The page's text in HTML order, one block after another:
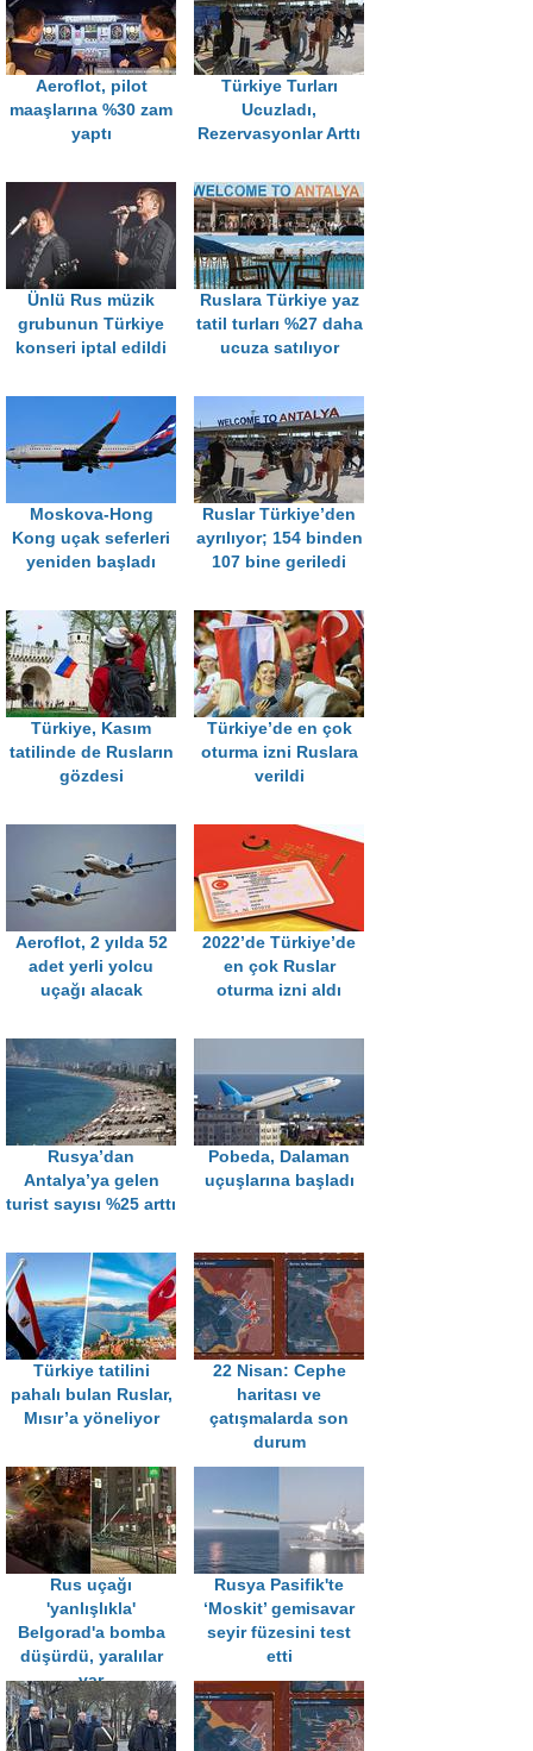
Aeroflot, pilot
maaşlarına %30 zam
yaptı
Türkiye Turları
Ucuzladı,
Rezervasyonlar Arttı
Ünlü Rus müzik
grubunun Türkiye
konseri iptal edildi
Ruslara Türkiye yaz
tatil turları %27 daha
ucuza satılıyor
Moskova-Hong
Kong uçak seferleri
yeniden başladı
Ruslar Türkiye’den
ayrılıyor; 154 binden
107 bine geriledi
Türkiye, Kasım
tatilinde de Rusların
gözdesi
Türkiye’de en çok
oturma izni Ruslara
verildi
Aeroflot, 2 yılda 52
adet yerli yolcu
uçağı alacak
2022’de Türkiye’de
en çok Ruslar
oturma izni aldı
Rusya’dan
Antalya’ya gelen
turist sayısı %25 arttı
Pobeda, Dalaman
uçuşlarına başladı
Türkiye tatilini
pahalı bulan Ruslar,
Mısır’a yöneliyor
22 Nisan: Cephe
haritası ve
çatışmalarda son
durum
Rus uçağı
'yanlışlıkla'
Belgorad'a bomba
düşürdü, yaralılar
var
Rusya Pasifik'te
‘Moskit’ gemisavar
seyir füzesini test
etti